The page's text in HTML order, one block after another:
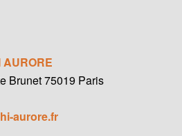
Brunet 75019 Paris
aurore.fr